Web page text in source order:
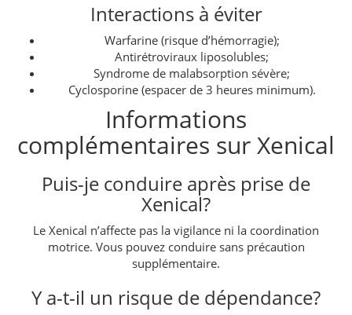
Interactions à éviter
Warfarine (risque d’hémorragie);
Antirétroviraux liposolubles;
Syndrome de malabsorption sévère;
Cyclosporine (espacer de 3 heures minimum).
Informations
complémentaires sur Xenical
Puis-je conduire après prise de
Xenical?
Le Xenical n’affecte pas la vigilance ni la coordination
motrice. Vous pouvez conduire sans précaution
supplémentaire.
Y a-t-il un risque de dépendance?